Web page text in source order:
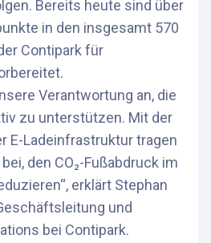
Bereits heute sind über
in den insgesamt 570
Contipark für
Verantwortung an, die
zu unterstützen. Mit der
E-Ladeinfrastruktur tragen
den CO₂-Fußabdruck im
erklärt Stephan
und
bei Contipark.